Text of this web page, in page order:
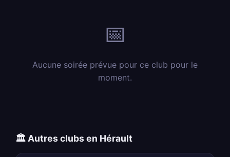
📅
Aucune soirée prévue pour ce club pour le
moment.
🏛️ Autres clubs en Hérault